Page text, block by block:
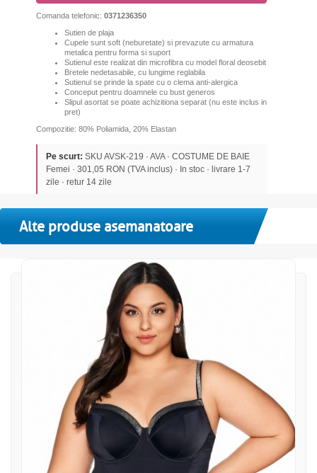
Comanda telefonic: 0371236350
Sutien de plaja
Cupele sunt soft (neburetate) si prevazute cu armatura
metalica pentru forma si suport
Sutienul este realizat din microfibra cu model floral deosebit
Bretele nedetasabile, cu lungime reglabila
Sutienul se prinde la spate cu o clema anti-alergica
Conceput pentru doamnele cu bust generos
Slipul asortat se poate achizitiona separat (nu este inclus in
pret)
Compozitie: 80% Poliamida, 20% Elastan
Pe scurt: SKU AVSK-219 · AVA · COSTUME DE BAIE
Femei · 301,05 RON (TVA inclus) · In stoc · livrare 1-7
zile · retur 14 zile
Alte produse asemanatoare